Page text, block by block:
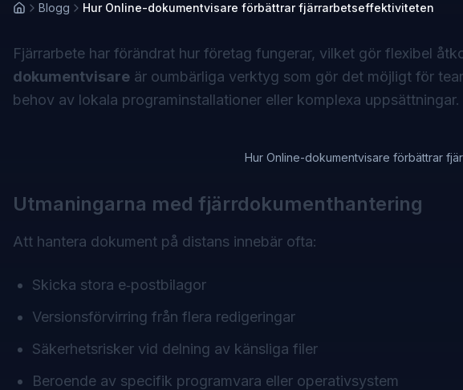
Blogg Hur Online-dokumentvisare förbättrar fjärrarbetseffektiviteten
Fjärrarbete har förändrat hur företag fungerar, vilket gör flexibel
dokumentvisare är oumbärliga verktyg som gör det möjligt för
behov av lokala programinstallationer eller komplexa uppsättningar.
Hur Online-dokumentvisare förbättrar
Utmaningarna med fjärrdokumenthantering
Att hantera dokument på distans innebär ofta:
Skicka stora e‑postbilagor
Versionsförvirring från flera redigeringar
Säkerhetsrisker vid delning av känsliga filer
Beroende av specifik programvara eller operativsystem